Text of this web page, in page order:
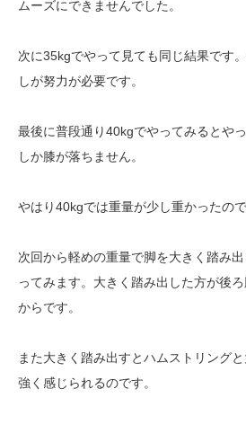
ムーズにできませんでした。
次に35kgでやって見ても同じ結果です
しが努力が必要です。
最後に普段通り40kgでやってみるとや
しか膝が落ちません。
やはり40kgでは重量が少し重かったので
次回から軽めの重量で脚を大きく踏み
ってみます。大きく踏み出した方が後
からです。
また大きく踏み出すとハムストリング
強く感じられるのです。